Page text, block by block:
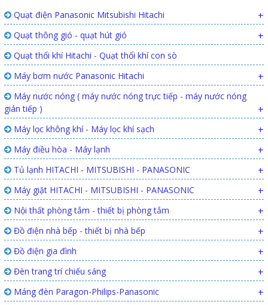
Quạt điện Panasonic Mitsubishi Hitachi +
Quạt thông gió - quạt hút gió +
Quạt thổi khí Hitachi - Quạt thổi khí con sò
Máy bơm nước Panasonic Hitachi
+
Máy nước nóng ( máy nước nóng trực tiếp - máy nước nóng
gián tiếp )
+
Máy lọc không khí - Máy lọc khí sạch +
Máy điều hòa - Máy lạnh +
Tủ lạnh HITACHI - MITSUBISHI - PANASONIC +
Máy giặt HITACHI - MITSUBISHI - PANASONIC +
Nội thất phòng tắm - thiết bị phòng tắm +
Đồ điện nhà bếp - thiết bị nhà bếp +
Đồ điện gia đình +
Đèn trang trí chiếu sáng +
Máng đèn Paragon-Philips-Panasonic +